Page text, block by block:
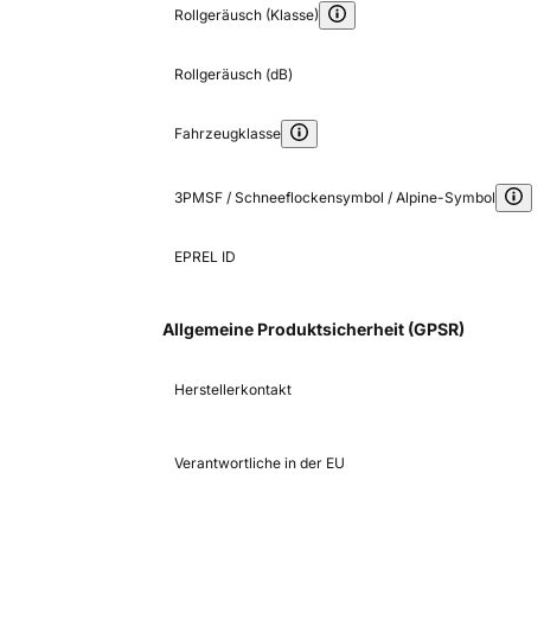
Rollgeräusch (Klasse)
Rollgeräusch (dB)
Fahrzeugklasse
3PMSF / Schneeflockensymbol / Alpine-Symbol
EPREL ID
Allgemeine Produktsicherheit (GPSR)
Herstellerkontakt
Verantwortliche in der EU